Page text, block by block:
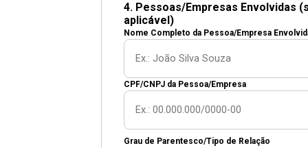
4. Pessoas/Empresas Envolvidas
aplicável)
Nome Completo da Pessoa/Empresa
CPF/CNPJ da Pessoa/Empresa
Grau de Parentesco/Tipo de Relação